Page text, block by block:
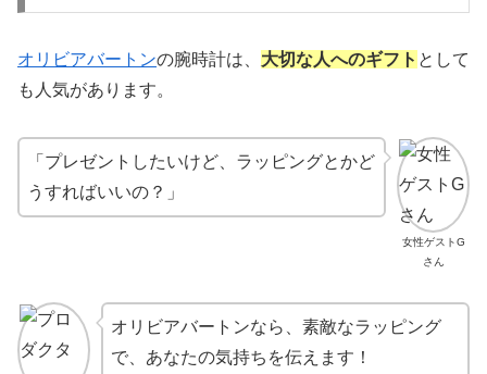
オリビアバートンの腕時計は、 大切な人へのギフト として
も人気があります。
女性ゲストG
さん
「プレゼントしたいけど、ラッピングとかど
うすればいいの？」
オリビアバートンなら、素敵なラッピング
で、あなたの気持ちを伝えます！